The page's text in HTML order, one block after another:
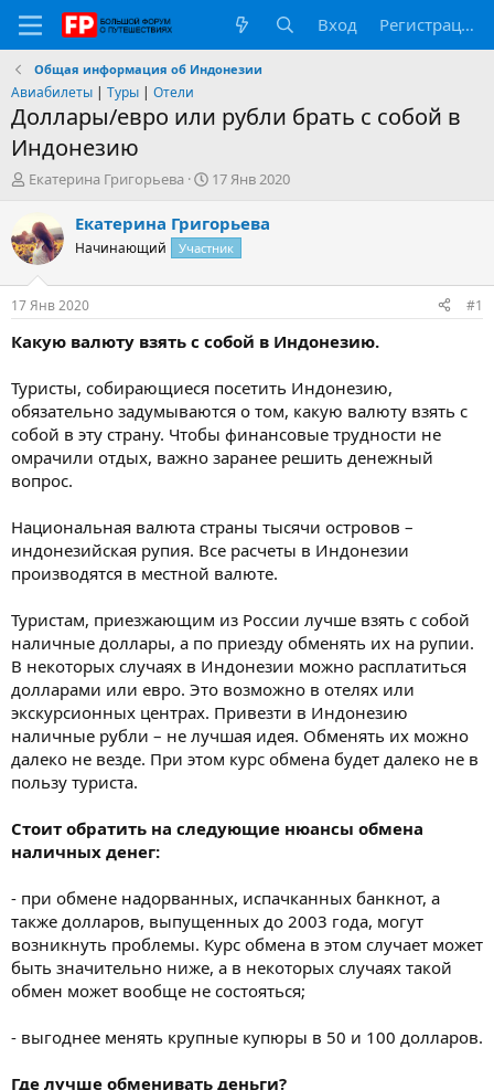
Вход Регистрация
Общая информация об Индонезии
Авиабилеты | Туры | Отели
Доллары/евро или рубли брать с собой в
Индонезию
А
о
р
т
е
м
ы
Екатерина Григорьева
Д
т
а
н
а
л
17 Янв 2020
Екатерина Григорьева
Начинающий Участник
17 Янв 2020 #1
Какую валюту взять с собой в Индонезию.
Туристы, собирающиеся посетить Индонезию,
обязательно задумываются о том, какую валюту взять с
собой в эту страну. Чтобы финансовые трудности не
омрачили отдых, важно заранее решить денежный
вопрос.
Национальная валюта страны тысячи островов –
индонезийская рупия. Все расчеты в Индонезии
производятся в местной валюте.
Туристам, приезжающим из России лучше взять с собой
наличные доллары, а по приезду обменять их на рупии.
В некоторых случаях в Индонезии можно расплатиться
долларами или евро. Это возможно в отелях или
экскурсионных центрах. Привезти в Индонезию
наличные рубли – не лучшая идея. Обменять их можно
далеко не везде. При этом курс обмена будет далеко не в
пользу туриста.
Стоит обратить на следующие нюансы обмена
наличных денег:
- при обмене надорванных, испачканных банкнот, а
также долларов, выпущенных до 2003 года, могут
возникнуть проблемы. Курс обмена в этом случает может
быть значительно ниже, а в некоторых случаях такой
обмен может вообще не состояться;
- выгоднее менять крупные купюры в 50 и 100 долларов.
Где лучше обменивать деньги?